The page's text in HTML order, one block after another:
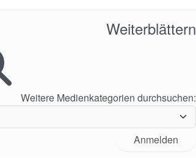
Weiterblättern
Weitere Medienkategorien durchsuchen:
Anmelden